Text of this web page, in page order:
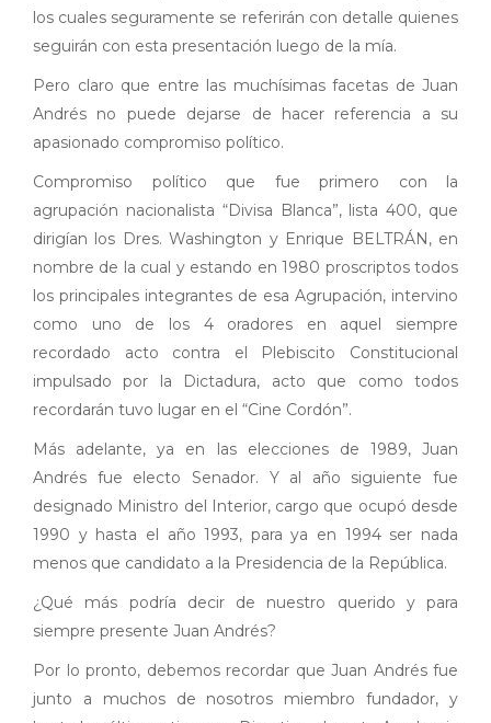
los cuales seguramente se referirán con detalle quienes
seguirán con esta presentación luego de la mía.
Pero claro que entre las muchísimas facetas de Juan
Andrés no puede dejarse de hacer referencia a su
apasionado compromiso político.
Compromiso político que fue primero con la
agrupación nacionalista “Divisa Blanca”, lista 400, que
dirigían los Dres. Washington y Enrique BELTRÁN, en
nombre de la cual y estando en 1980 proscriptos todos
los principales integrantes de esa Agrupación, intervino
como uno de los 4 oradores en aquel siempre
recordado acto contra el Plebiscito Constitucional
impulsado por la Dictadura, acto que como todos
recordarán tuvo lugar en el “Cine Cordón”.
Más adelante, ya en las elecciones de 1989, Juan
Andrés fue electo Senador. Y al año siguiente fue
designado Ministro del Interior, cargo que ocupó desde
1990 y hasta el año 1993, para ya en 1994 ser nada
menos que candidato a la Presidencia de la República.
¿Qué más podría decir de nuestro querido y para
siempre presente Juan Andrés?
Por lo pronto, debemos recordar que Juan Andrés fue
junto a muchos de nosotros miembro fundador, y